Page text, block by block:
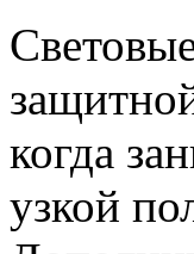
когда
узкой